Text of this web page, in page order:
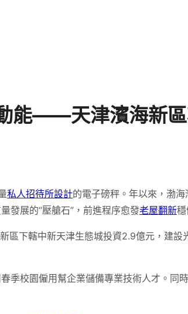
能——天津濱海新區
私人招待所設計的電子磅秤。年以來，渤
發展的“壓艙石”，前進程序愈發老屋翻新穩
區下轄中新天津生態城投資2.9億元，建
季校園僱用幫企業儲備專業技術人才。同